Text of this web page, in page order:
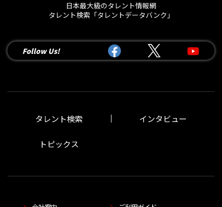
日本最大級のタレント情報網
タレント検索「タレントデータバンク」
Follow Us!
タレント検索 インタビュー
トピックス